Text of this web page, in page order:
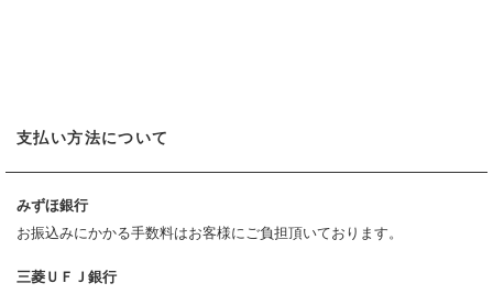
支払い方法について
みずほ銀行
お振込みにかかる手数料はお客様にご負担頂いております。
三菱ＵＦＪ銀行